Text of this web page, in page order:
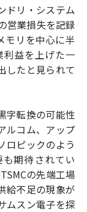
ドリ・システム
営業損失を記録
モリを中心に半
益を上げた一
したと見られて
字転換の可能性
ルコム、アップ
ロピックのよう
期待されてい
の先端工場
給不足の現象が
ムスン電子を探